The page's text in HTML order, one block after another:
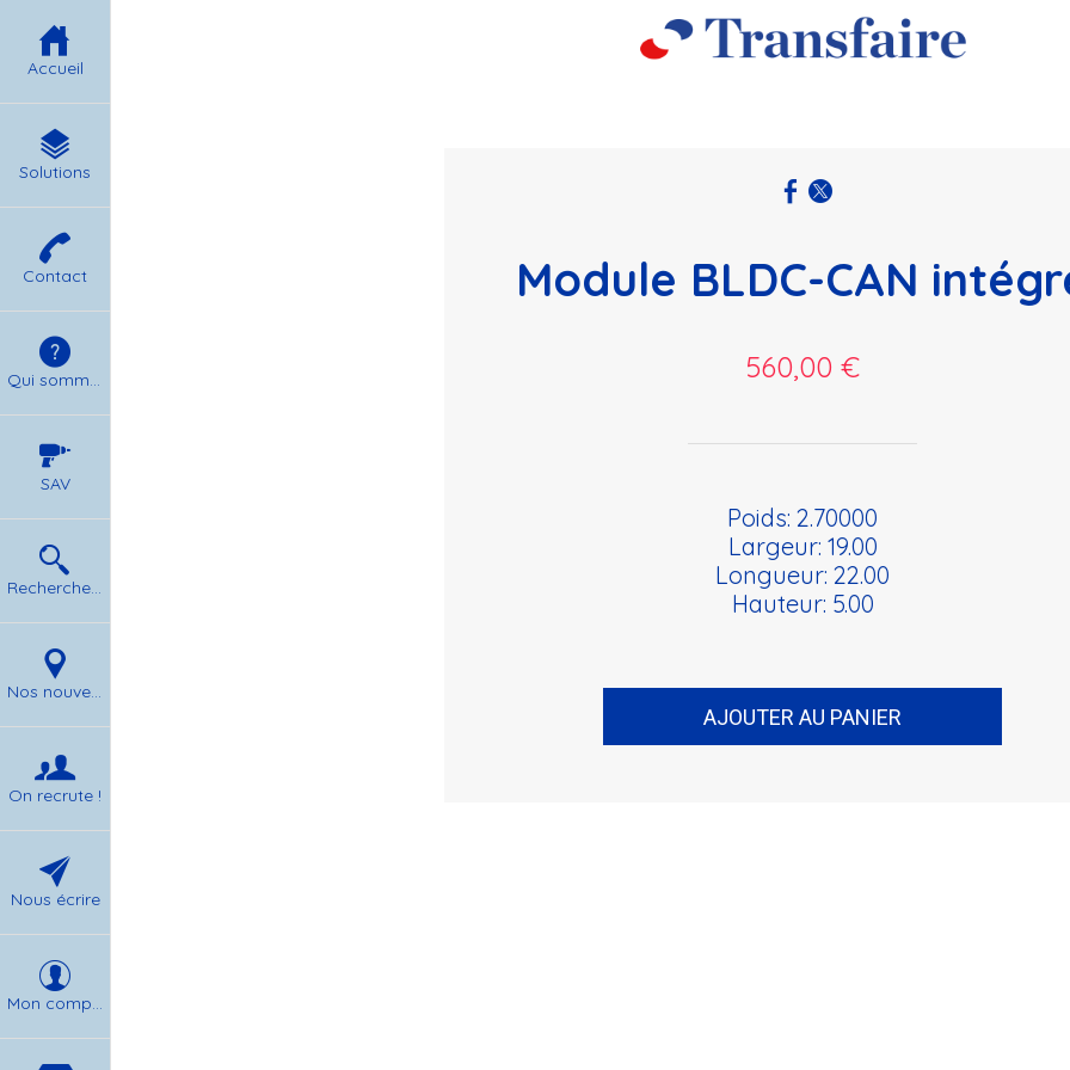
Accueil
Solutions
Contact
Qui sommes nous ?
SAV
Rechercher un produit
Nos nouvelles
On recrute !
Nous écrire
Mon compte
Module BLDC-CAN
560,00 €
Poids: 2.70000
Largeur: 19.00
Longueur: 22.00
Hauteur: 5.00
AJOUTER AU PANIER